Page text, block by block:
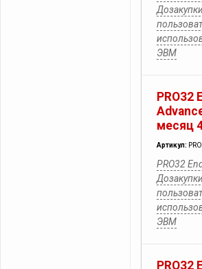
ЭВМ
PRO32
месяц
Артикул:
PRO32
ЭВМ
PRO32